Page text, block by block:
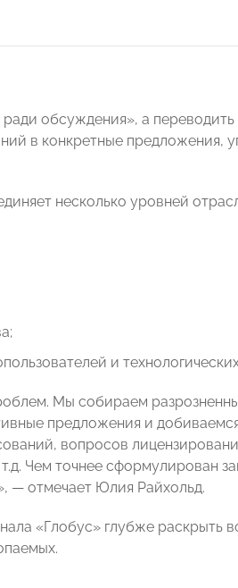
обсуждения», а переводить
в конкретные предложения,
несколько уровней
и
Мы собираем
предложения и
вопросов
Чем точнее сформулирован
— отмечает Юлия Райхольд.
«Глобус» глубже раскрыть